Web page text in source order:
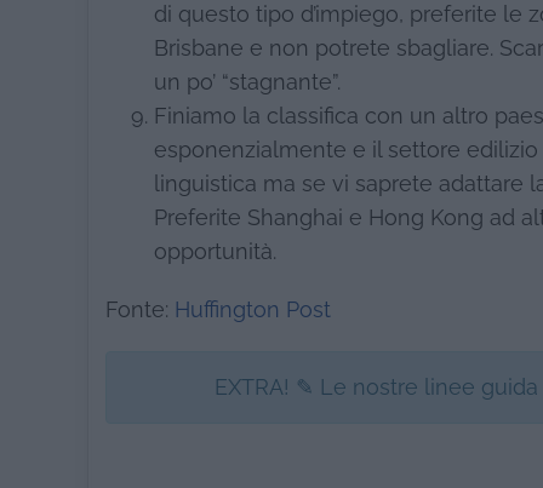
di questo tipo d’impiego, preferite le
Brisbane e non potrete sbagliare.
un po’ “stagnante”.
Finiamo la classifica con un altro
esponenzialmente e il settore
linguistica ma se vi saprete adattare
Preferite Shanghai e Hong Kong ad
opportunità.
Fonte: Huffington Post
EXTRA! ✎ Le nostre linee